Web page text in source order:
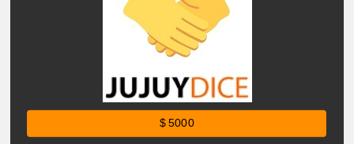
$ 5000